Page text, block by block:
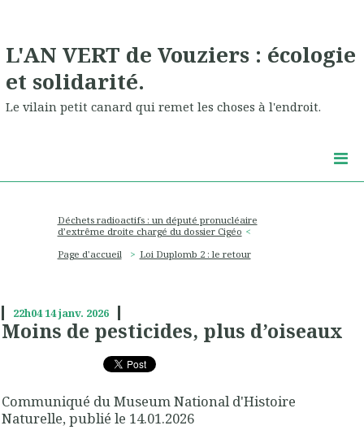
L'AN VERT de Vouziers : écologie
et solidarité.
Le vilain petit canard qui remet les choses à l'endroit.
Déchets radioactifs : un député pronucléaire
d’extrême droite chargé du dossier Cigéo
Page d'accueil
Loi Duplomb 2 : le retour
22h0414janv. 2026
Moins de pesticides, plus d’oiseaux
Communiqué du Museum National d'Histoire
Naturelle, publié le 14.01.2026